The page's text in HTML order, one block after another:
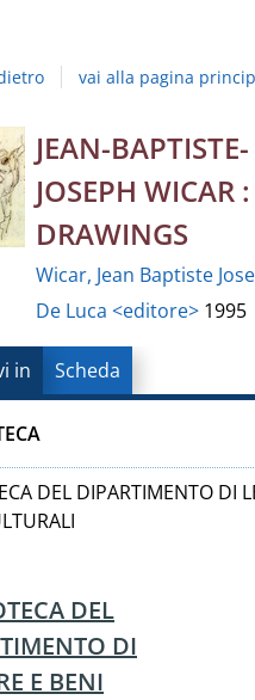
vai alla pagina
JEAN-BAPTISTE-
JOSEPH WICAR :
DRAWINGS
Wicar, Jean Baptiste
De Luca <editore> 1995
in Scheda
DEL DIPARTIMENTO DI
DEL
DI
E BENI